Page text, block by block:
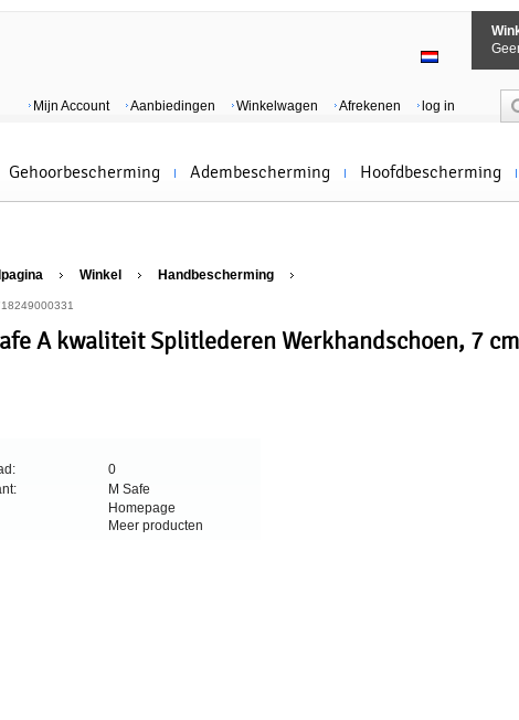
log in
Afrekenen
Winkelwagen
Aanbiedingen
Mijn Account
Gehoorbescherming Adembescherming Hoofdbescherming
Winkel Handbescherming
A kwaliteit Splitlederen Werkhandschoen, 7
0
M Safe
Homepage
Meer producten